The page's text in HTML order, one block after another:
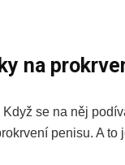
na
se na něj
penisu. A